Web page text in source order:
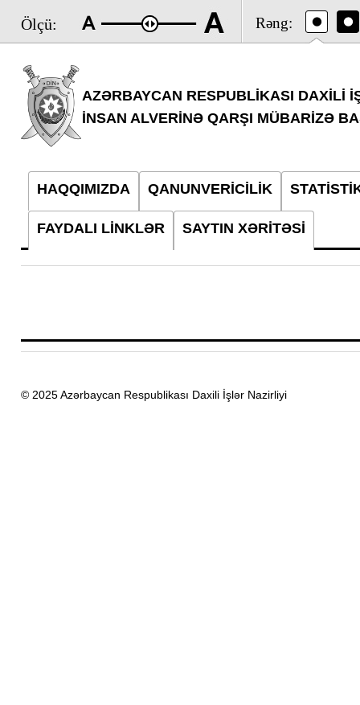
Ölçü: Rəng:
AZƏRBAYCAN RESPUBLİKASI DAXİLİ
İNSAN ALVERİNƏ QARŞI MÜBARİZƏ
HAQQIMIZDA QANUNVERİCİLİK
FAYDALI LİNKLƏR SAYTIN XƏRİTƏSİ
© 2025 Azərbaycan Respublikası Daxili İşlər Nazirliyi